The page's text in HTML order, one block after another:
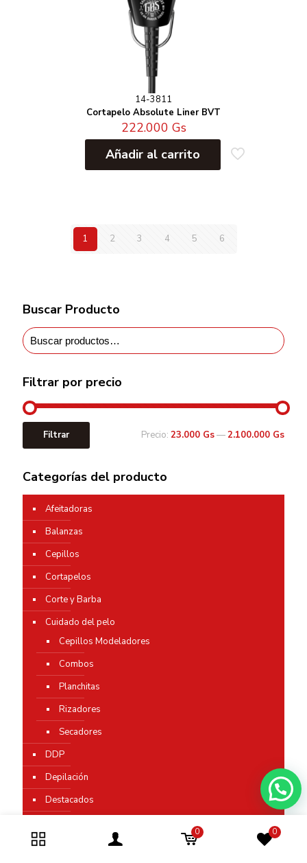
14-3811
Cortapelo Absolute Liner BVT
222.000 Gs
Añadir al carrito
1 2 3 4 5 6
Buscar Producto
Filtrar por precio
Filtrar Precio: 23.000 Gs—2.100.000 Gs
Categorías del producto
Afeitadoras
Balanzas
Cepillos
Cortapelos
Corte y Barba
Cuidado del pelo
Cepillos Modeladores
Combos
Planchitas
Rizadores
Secadores
DDP
Depilación
Destacados
0 0